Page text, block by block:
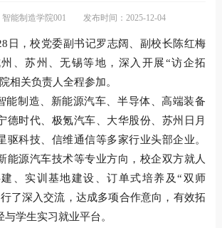
能制造学院001 发布时间：2025-12-04
日，校党委副书记罗志阔、副校长陈红梅
、苏州、无锡等地，深入开展“访企拓
相关负责人全程参加。
能制造、新能源汽车、半导体、高端装备
德时代、极氪汽车、大华股份、苏州日月
驱科技、信维通信等多家行业头部企业。
能源汽车技术等专业方向，校企双方就人
、实训基地建设、订单式培养及“双师
了深入交流，达成多项合作意向，有效拓
学生实习就业平台。